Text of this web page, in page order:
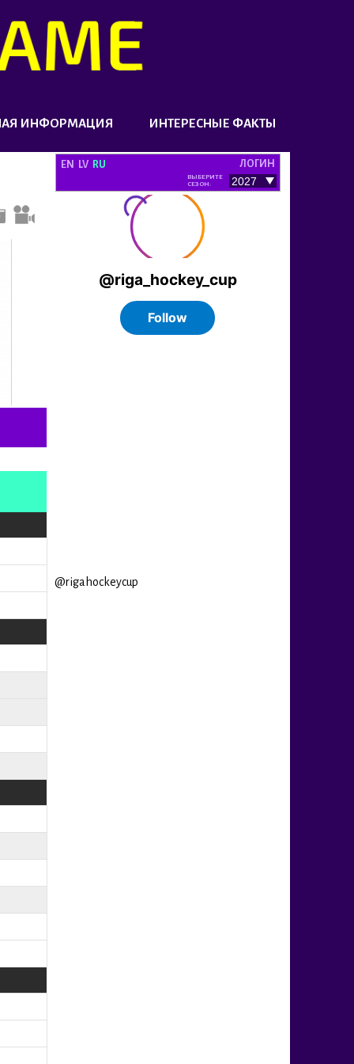
ИНФОРМАЦИЯ ИНТЕРЕСНЫЕ ФАКТЫ
EN LV RU ЛОГИН
ВЫБЕРИТЕ
СЕЗОН:
@rigahockeycup